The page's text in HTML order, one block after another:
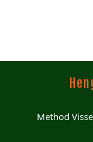
Method